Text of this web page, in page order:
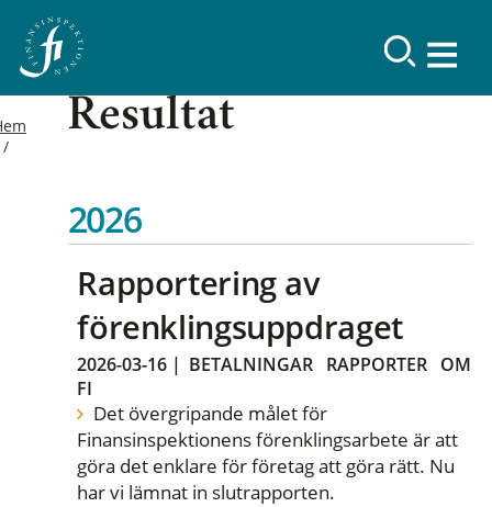
Resultat
2026
Rapportering av
förenklingsuppdraget
2026-03-16 | BETALNINGAR RAPPORTER OM
FI
Det övergripande målet för
Finansinspektionens förenklingsarbete är att
göra det enklare för företag att göra rätt. Nu
har vi lämnat in slutrapporten.